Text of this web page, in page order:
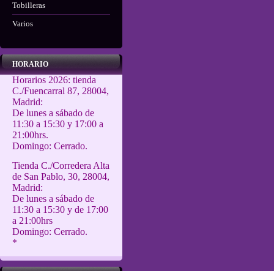
Tobilleras
Varios
HORARIO
Horarios 2026: tienda
C./Fuencarral 87, 28004,
Madrid:
De lunes a sábado de
11:30 a 15:30 y 17:00 a
21:00hrs.
Domingo: Cerrado.
Tienda C./Corredera Alta
de San Pablo, 30, 28004,
Madrid:
De lunes a sábado de
11:30 a 15:30 y de 17:00
a 21:00hrs
Domingo: Cerrado.
*